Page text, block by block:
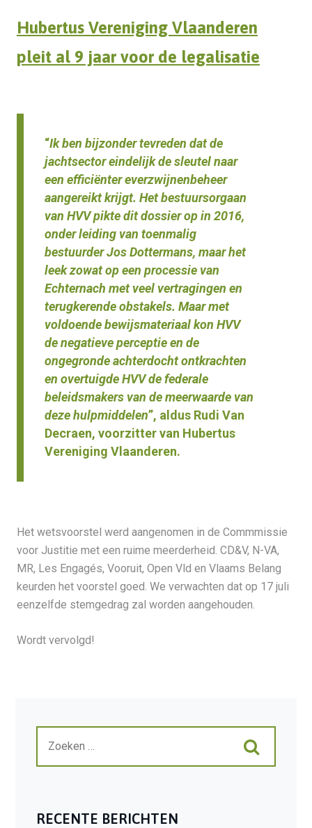
Hubertus Vereniging Vlaanderen
pleit al 9 jaar voor de legalisatie
“Ik ben bijzonder tevreden dat de
jachtsector eindelijk de sleutel naar
een efficiënter everzwijnenbeheer
aangereikt krijgt. Het bestuursorgaan
van HVV pikte dit dossier op in 2016,
onder leiding van toenmalig
bestuurder Jos Dottermans, maar het
leek zowat op een processie van
Echternach met veel vertragingen en
terugkerende obstakels. Maar met
voldoende bewijsmateriaal kon HVV
de negatieve perceptie en de
ongegronde achterdocht ontkrachten
en overtuigde HVV de federale
beleidsmakers van de meerwaarde van
deze hulpmiddelen”, aldus Rudi Van
Decraen, voorzitter van Hubertus
Vereniging Vlaanderen.
Het wetsvoorstel werd aangenomen in de Commmissie
voor Justitie met een ruime meerderheid. CD&V, N-VA,
MR, Les Engagés, Vooruit, Open Vld en Vlaams Belang
keurden het voorstel goed. We verwachten dat op 17 juli
eenzelfde stemgedrag zal worden aangehouden.
Wordt vervolgd!
RECENTE BERICHTEN